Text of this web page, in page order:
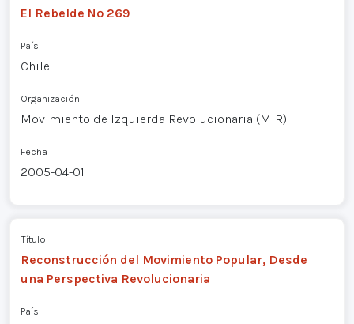
El Rebelde Nº 269
País
Chile
Organización
Movimiento de Izquierda Revolucionaria (MIR)
Fecha
2005-04-01
Título
Reconstrucción del Movimiento Popular, Desde
una Perspectiva Revolucionaria
País